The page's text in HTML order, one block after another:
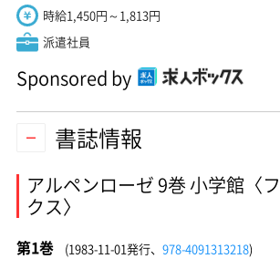
時給1,450円～1,813円
派遣社員
Sponsored by
書誌情報
アルペンローゼ 9巻 小学館〈
クス〉
第1巻 (1983-11-01発行、 978-4091313218)